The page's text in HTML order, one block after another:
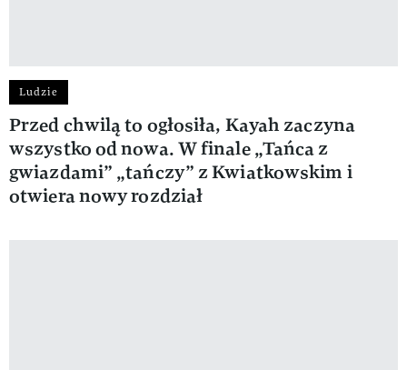
Ludzie
Przed chwilą to ogłosiła, Kayah zaczyna
wszystko od nowa. W finale „Tańca z
gwiazdami” „tańczy” z Kwiatkowskim i
otwiera nowy rozdział